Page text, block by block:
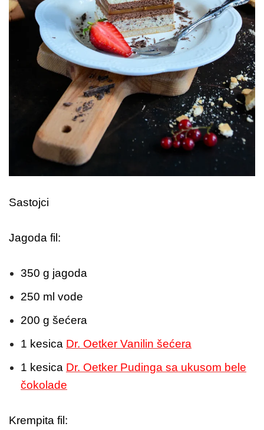
Sastojci
Jagoda fil:
350 g jagoda
250 ml vode
200 g šećera
1 kesica Dr. Oetker Vanilin šećera
1 kesica Dr. Oetker Pudinga sa ukusom bele
čokolade
Krempita fil: